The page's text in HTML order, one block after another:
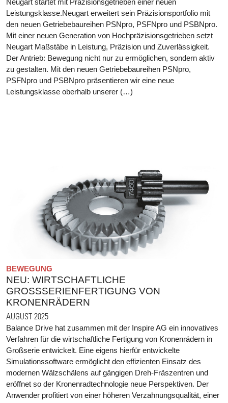
Leistungsklasse.Neugart erweitert sein Präzisionsportfolio mit
den neuen Getriebebaureihen PSNpro, PSFNpro und PSBNpro.
Mit einer neuen Generation von Hochpräzisionsgetrieben setzt
Neugart Maßstäbe in Leistung, Präzision und Zuverlässigkeit.
Der Antrieb: Bewegung nicht nur zu ermöglichen, sondern aktiv
zu gestalten. Mit den neuen Getriebebaureihen PSNpro,
PSFNpro und PSBNpro präsentieren wir eine neue
Leistungsklasse oberhalb unserer (…)
BEWEGUNG
NEU: WIRTSCHAFTLICHE
GROSSSERIENFERTIGUNG VON K
RONENRÄDERN
AUGUST 2025
Balance Drive hat zusammen mit der Inspire AG ein innovatives
Verfahren für die wirtschaftliche Fertigung von Kronenrädern in
Großserie entwickelt. Eine eigens hierfür entwickelte
Simulationssoftware ermöglicht den effizienten Einsatz des
modernen Wälzschälens auf gängigen Dreh-Fräszentren und
eröffnet so der Kronenradtechnologie neue Perspektiven. Der
Anwender profitiert von einer höheren Verzahnungsqualität, einer